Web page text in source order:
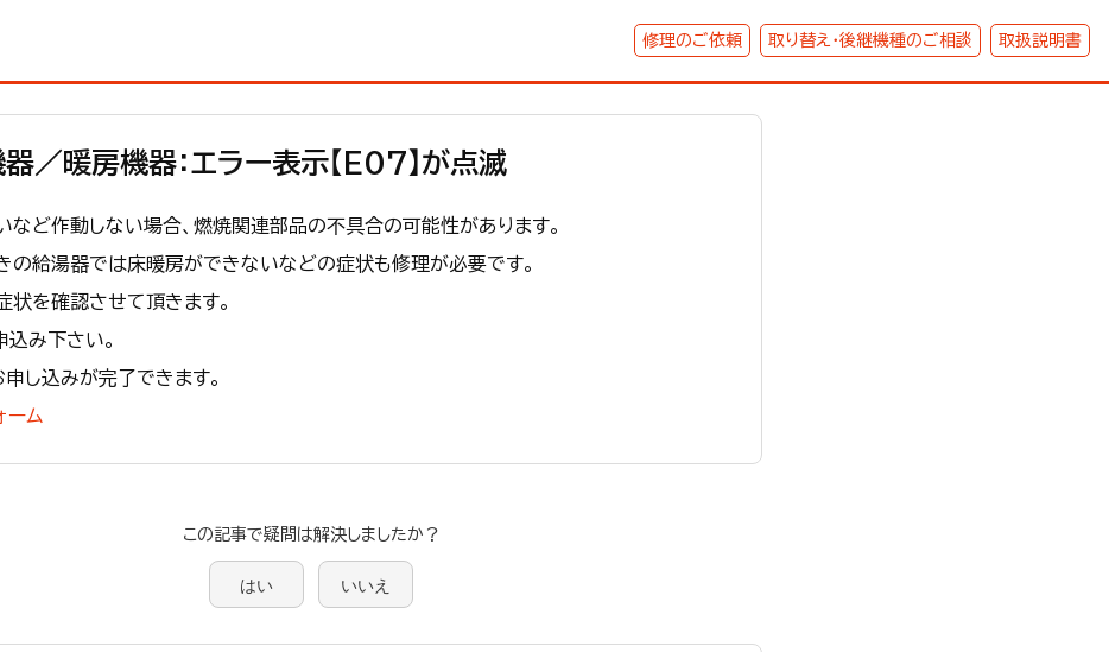
修理のご依頼 取り替え・後継機種のご相談 取扱説明書
／暖房機器：エラー表示【E07】が点滅
など作動しない場合、燃焼関連部品の不具合の可能性があります。
の給湯器では床暖房ができないなどの症状も修理が必要です。
状を確認させて頂きます。
込み下さい。
申し込みが完了できます。
ーム
この記事で疑問は解決しましたか？
はい いいえ